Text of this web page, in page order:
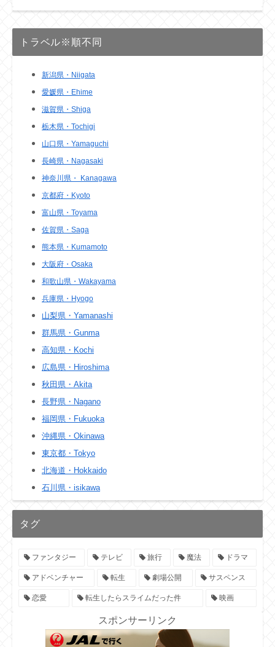
トラベル※順不同
新潟県・Niigata
愛媛県・Ehime
滋賀県・Shiga
栃木県・Tochigi
山口県・Yamaguchi
長崎県・Nagasaki
神奈川県・ Kanagawa
京都府・Kyoto
富山県・Toyama
佐賀県・Saga
熊本県・Kumamoto
大阪府・Osaka
和歌山県・Wakayama
兵庫県・Hyogo
山梨県・Yamanashi
群馬県・Gunma
高知県・Kochi
広島県・Hiroshima
秋田県・Akita
長野県・Nagano
福岡県・Fukuoka
沖縄県・Okinawa
東京都・Tokyo
北海道・Hokkaido
石川県・isikawa
タグ
ファンタジー テレビ 旅行 魔法 ドラマ
アドベンチャー 転生 劇場公開 サスペンス
恋愛 転生したらスライムだった件 映画
スポンサーリンク